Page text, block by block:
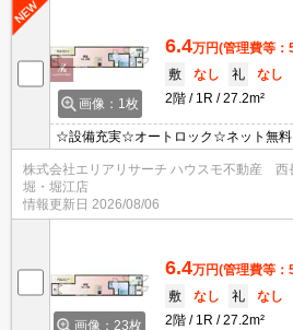
画像：1枚
6.4万円(管理費等：
敷
なし 礼
なし
2階
1R 27.2m²
☆設備充実☆オートロック☆ネット無
株式会社エリアリサーチ ハウスモ不動産 西
堀・堀江店
情報更新日 2026/08/06
画像：23枚
6.4万円(管理費等：
敷
なし 礼
なし
2階
1R 27.2m²